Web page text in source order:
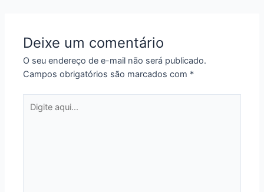
Deixe um comentário
O seu endereço de e-mail não será publicado.
Campos obrigatórios são marcados com *
aqui...